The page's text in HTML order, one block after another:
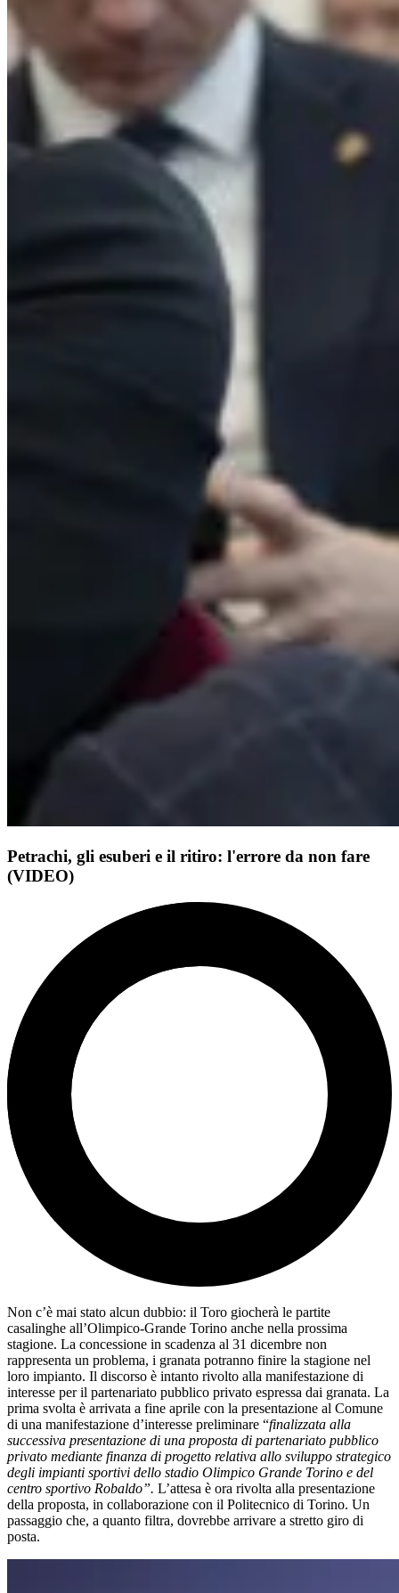
Petrachi, gli esuberi e il ritiro: l'errore da non fare
(VIDEO)
Non c’è mai stato alcun dubbio: il Toro giocherà le partite
casalinghe all’Olimpico-Grande Torino anche nella prossima
stagione. La concessione in scadenza al 31 dicembre non
rappresenta un problema, i granata potranno finire la stagione nel
loro impianto. Il discorso è intanto rivolto alla manifestazione di
interesse per il partenariato pubblico privato espressa dai granata. La
prima svolta è arrivata a fine aprile con la presentazione al Comune
di una manifestazione d’interesse preliminare “finalizzata alla
successiva presentazione di una proposta di partenariato pubblico
privato mediante finanza di progetto relativa allo sviluppo strategico
degli impianti sportivi dello stadio Olimpico Grande Torino e del
centro sportivo Robaldo”. L’attesa è ora rivolta alla presentazione
della proposta, in collaborazione con il Politecnico di Torino. Un
passaggio che, a quanto filtra, dovrebbe arrivare a stretto giro di
posta.